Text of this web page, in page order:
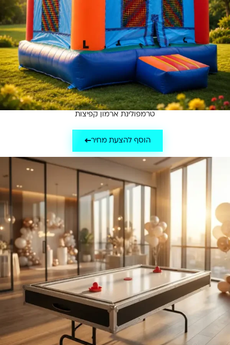
טרמפולינת ארמון קפיצות
הוסף להצעת מחיר